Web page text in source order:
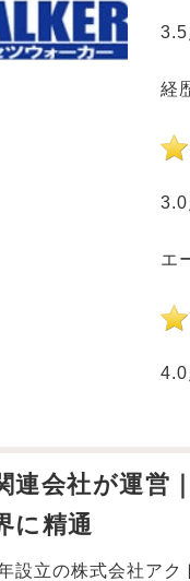
3.5
経
3.0
エ
4.0
連会社が運営
に精通
設立の株式会社アク